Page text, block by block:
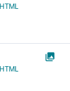
HTML
HTML